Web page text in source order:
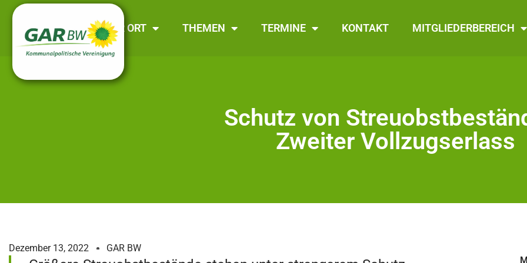
GAR BW VOR ORT THEMEN TERMINE KONTAKT MITGLIEDERBEREICH
Schutz von
Zweiter Vollzugserlass
Dezember 13, 2022 GAR BW